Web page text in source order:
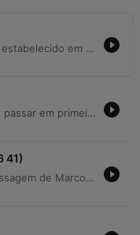
Este episódio analisa o pacto de sangue estabelecido em Êxodo 24, explorando como os elementos da visão de Deus sob os pés de Moisés apontam para a santidade e o sacrifício de Cristo. O pregador detalha a transição do Antigo para o Novo Pacto, contrastando as tradições do antigo pacto com a superioridade da nova aliança estabelecida pelo sacrifício voluntário de Jesus. A mensagem explora os benefícios teológicos desse pacto, incluindo redenção, perdão e justificação, culminando em um apelo à renovação espiritual. O pastor João Ribe Paliarim convida os ouvintes a aceitarem esse compromisso através da fé, enfatizando a importância da comunhão e da Santa Ceia como celebração dessa aliança eterna.
Uma parábola sobre um jovem que, após passar em primeiro lugar no vestibular de medicina, sente-se profundamente decepcionado ao receber uma Bíblia como presente de seu pai, em vez do carro prometido. A narrativa explora temas de mágoa, rebeldia e o afastamento familiar, culminando na descoberta tardia de que o verdadeiro presente estava escondido dentro das páginas do livro sagrado. A mensagem central utiliza a história para refletir sobre a importância da busca espiritual e do conhecimento das escrituras. O episódio propõe uma reflexão sobre como o desconhecimento das promessas divinas pode gerar sofrimento desnecessário, incentivando o ouvinte a explorar os tesouros contidos na Bíblia.
41)
Neste episódio, o pregador explora a passagem de Marcos 6 sobre a multiplicação dos pães e peixes para discutir a fome espiritual da humanidade. Através de referências aos profetas Amós e Isaías, ele argumenta que a multidão busca por Jesus devido à falta de entendimento da Palavra e ao perigo das doutrinas humanas e misticismos religiosos. A mensagem aborda ainda a importância da gratidão, do combate ao desperdício e o cuidado divino na provisão. O pastor exorta os fiéis a abandonarem crenças supersticiosas e a buscarem o 'pão da vida' que permanece para a eternidade, encerrando com uma oração de restauração espiritual.